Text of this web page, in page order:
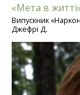
«Мета в
Випускник
Джефрі Д.